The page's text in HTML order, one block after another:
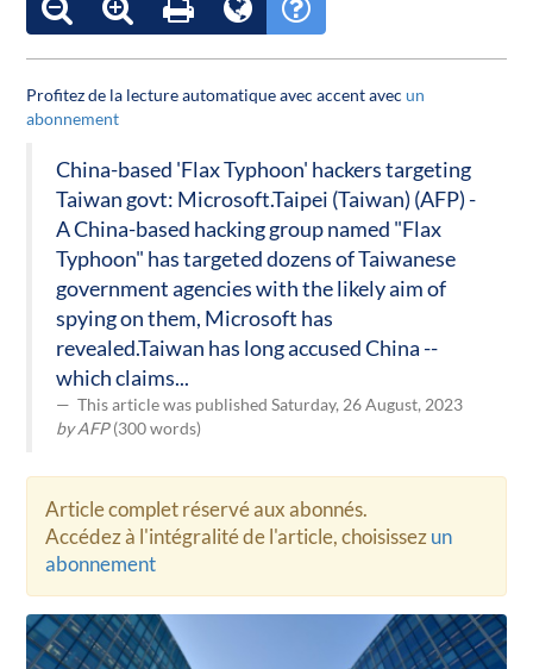
Profitez de la lecture automatique avec accent avec un
abonnement
China-based 'Flax Typhoon' hackers targeting
Taiwan govt: Microsoft.Taipei (Taiwan) (AFP) -
A China-based hacking group named "Flax
Typhoon" has targeted dozens of Taiwanese
government agencies with the likely aim of
spying on them, Microsoft has
revealed.Taiwan has long accused China --
which claims...
This article was published Saturday, 26 August, 2023
by AFP(300 words)
Article complet réservé aux abonnés.
Accédez à l'intégralité de l'article, choisissezun
abonnement